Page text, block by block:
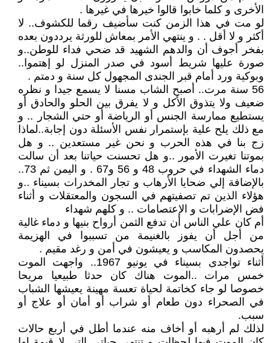
الأخرى و كلما خابوا قالوا خيرها في غيرها .
لو مت في هذا الزمن كنت سأضيف رقما للكشوف.. لا
أكثر و لا أقل . . و ينتهي الأمر بمعاش للورثة يرددون بعده
بفخر أجوف أن والدهم الشهيد قد ضحي فداء للوطن..و
صورة عليها شريط أسود في صدر المنزل لو إهتموا..
وبوكية ورد أمام قبر الجندى المجهول كل سنة و دمتم .
56 سنة مرت.. أصبح الشاب مسنا لا يسمع جيدا و نظره
ضعيف ولا يتذوق الأكل و لا يفرق بين الحلو والحادق أو
يستطيع ممارسة الجنس أو الرياضة أو حتي الشجار .. و
مع ذلك يلح علية بإستمرار نفس الأسئلة دون إجابة..لماذا
زج بنا في هذه الحرب و نحن غير مستعدين .. و هل
بموتنا تغيرت الأمور ..و هل تحسنت حياتنا بعد أن سالت
دماء الشهداء في حروب 48 و 56 و67 . و اليمن ثم 73..
بالإضافة إلي ضحايا الأرهاب و تجار المخدرات بسيناء ..و
هؤلاء الذين تم تصفيتهم في السجون والمعتقلات و أثناء
فض الإضرابات و الإعتصامات .. و كلهم شهداء
أم كان علي الناس أن تدفع الثمن أرواح بنيها و دماء غالية
من أجل أن يفوز بالغنيمة من تسببوا في الهزيمة
يحصدون المكاسب و يعيشون في أمن و رغد مقيم .
أثناء تواجدى بسيناء في يونيو 1967.. واجهت الموت
خمس مرات ..الموت هناك كان حدثا طبيعيا مريحا
خصوصا لو جاء كخاتمة لحياة تعسة مهينة يعيشها الشباب
في الصحراء دون طعام أو شراب أو أمان أو علاج أو
سبب.
لذلك لم أرهبه أو أخاف منه عندما أطل في أربع حالات